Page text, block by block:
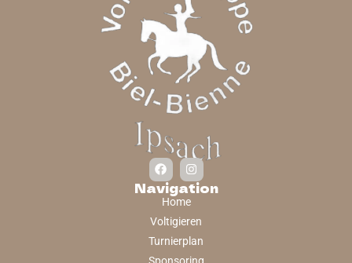
Navigation
Home
Voltigieren
Turnierplan
Sponsoring